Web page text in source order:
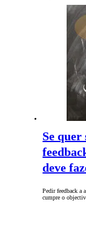
Se quer
deve
Pedir feedback a
cumpre o